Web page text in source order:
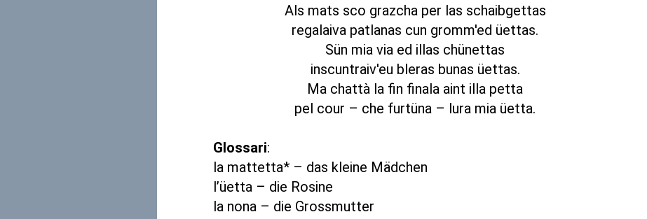
Als mats sco grazcha per las schaibgettas
regalaiva patlanas cun gromm'ed üettas.
Sün mia via ed illas chünettas
inscuntraiv'eu bleras bunas üettas.
Ma chattà la fin finala aint illa petta
pel cour – che furtüna – lura mia üetta.
Glossari:
la mattetta* – das kleine Mädchen
l’üetta – die Rosine
la nona – die Grossmutter